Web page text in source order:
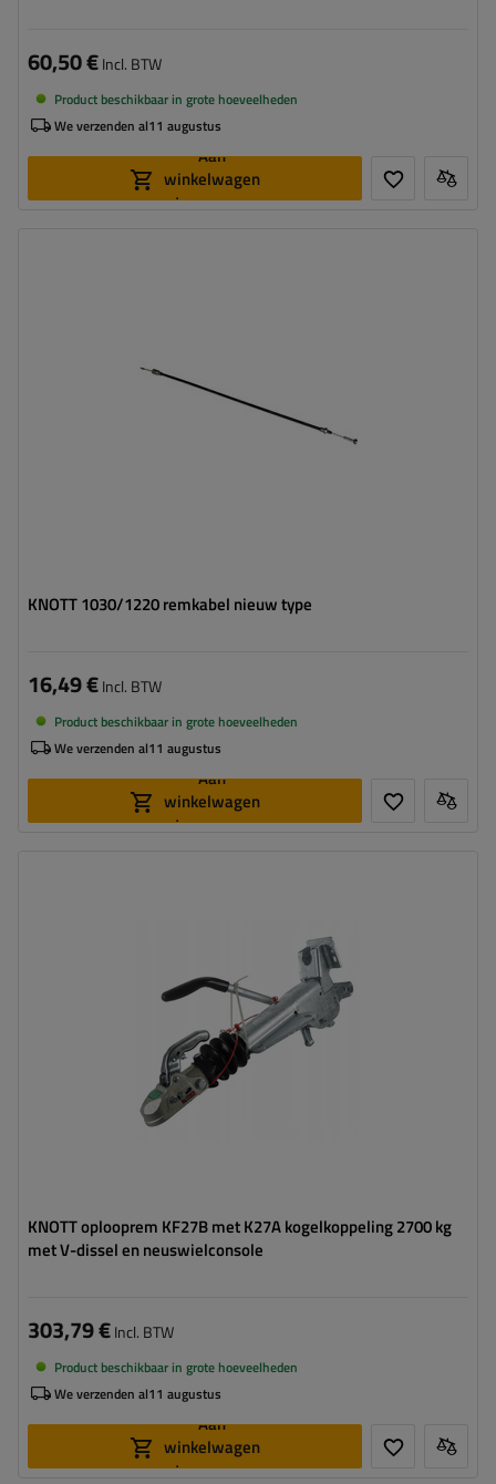
60,50 €Incl. BTW
Product beschikbaar in grote hoeveelheden
We verzenden al11 augustus
Aan
winkelwagen
toevoegen
KNOTT 1030/1220 remkabel nieuw type
16,49 €Incl. BTW
Product beschikbaar in grote hoeveelheden
We verzenden al11 augustus
Aan
winkelwagen
toevoegen
KNOTT oplooprem KF27B met K27A kogelkoppeling 2700 kg
met V-dissel en neuswielconsole
303,79 €Incl. BTW
Product beschikbaar in grote hoeveelheden
We verzenden al11 augustus
Aan
winkelwagen
toevoegen